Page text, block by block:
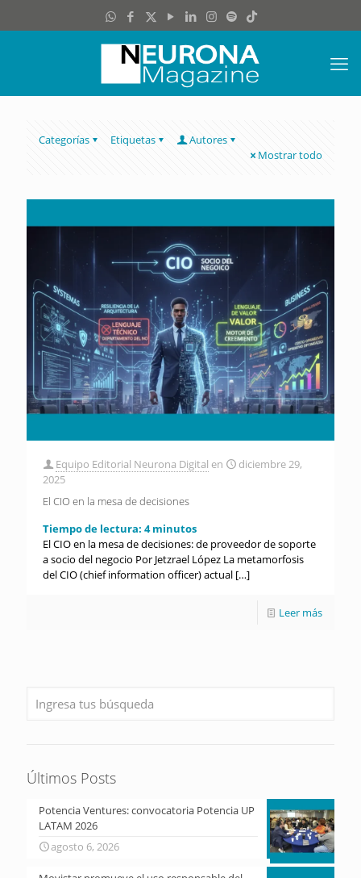
Categorías Etiquetas
Autores
Mostrar todo
Equipo Editorial Neurona Digital en
diciembre 29,
2025
El CIO en la mesa de decisiones
Tiempo de lectura: 4 minutos
El CIO en la mesa de decisiones: de proveedor de soporte
a socio del negocio Por Jetzrael López La metamorfosis
del CIO (chief information officer) actual […]
Leer más
Últimos Posts
Potencia Ventures: convocatoria Potencia UP
LATAM 2026
agosto 6, 2026